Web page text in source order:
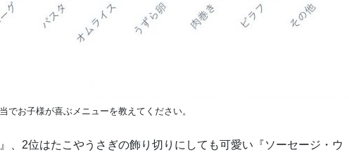
でお子様が喜ぶメニューを教えてください。
、2位はたこやうさぎの飾り切りにしても可愛い『ソーセージ・ウ